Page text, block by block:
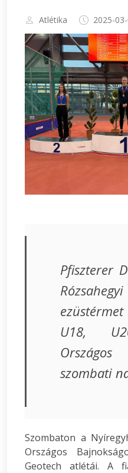
Atlétika 2025-
Pfiszterer
U18,
szombati
Szombaton a
Országos
Geotech atlétái. A